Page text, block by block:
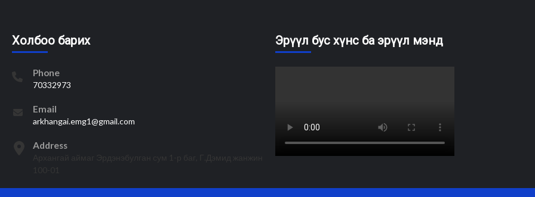
Холбоо барих
Phone
70332973
Email
arkhangai.emg1@gmail.com
Address
Эрүүл бус хүнс ба эрүүл мэнд